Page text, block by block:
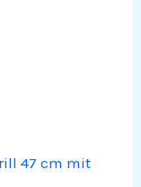
47 cm mit